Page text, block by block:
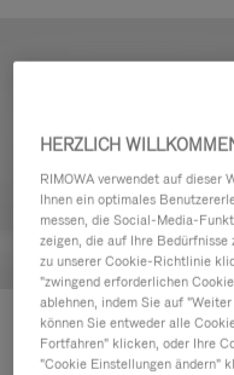
Never Still - Leder
590,00 €
HERZLICH
RIMOWA verwendet auf dieser
Ihnen ein optimales
messen, die Social-Media-
zeigen, die auf Ihre
zu unserer Cookie-Richtlinie
"zwingend erforderlichen
ablehnen, indem Sie auf
können Sie entweder alle
Fortfahren" klicken, oder Ihre
"Cookie Einstellungen ändern"